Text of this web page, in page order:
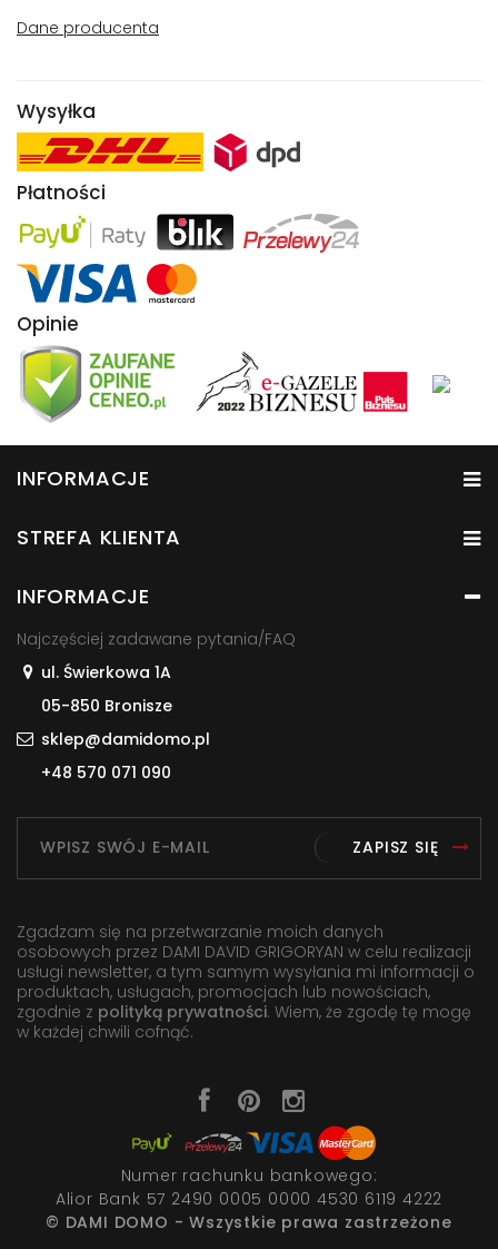
Dane producenta
Wysyłka
Płatności
Opinie
INFORMACJE
STREFA KLIENTA
INFORMACJE
Najczęściej zadawane pytania/FAQ
ul. Świerkowa 1A
05-850 Bronisze
sklep@damidomo.pl
+48 570 071 090
ZAPISZ SIĘ
Zgadzam się na przetwarzanie moich danych
osobowych przez DAMI DAVID GRIGORYAN w celu realizacji
usługi newsletter, a tym samym wysyłania mi informacji o
produktach, usługach, promocjach lub nowościach,
zgodnie z polityką prywatności. Wiem, że zgodę tę mogę
w każdej chwili cofnąć.
Numer rachunku bankowego:
Alior Bank 57 2490 0005 0000 4530 6119 4222
© DAMI DOMO - Wszystkie prawa zastrzeżone